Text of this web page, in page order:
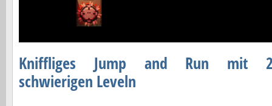
Kniffliges Jump and Run mit
schwierigen Leveln